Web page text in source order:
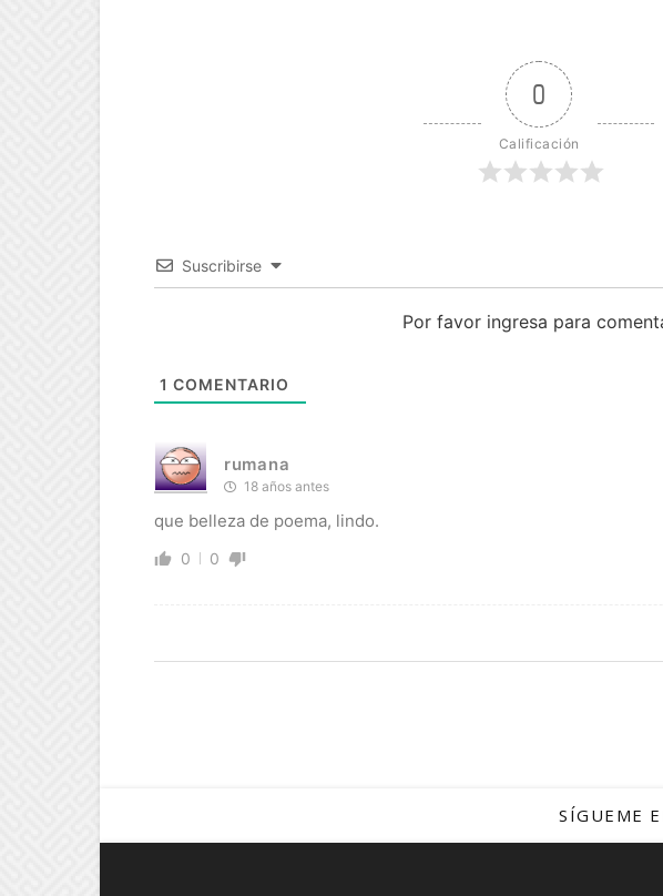
0
Calificación
Suscribirse
Por favor ingresa para
1 COMENTARIO
rumana
18 años antes
que belleza de poema, lindo.
0 0
SÍGUEME